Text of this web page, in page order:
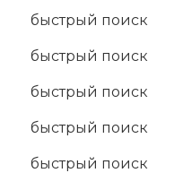
быстрый поиск
быстрый поиск
быстрый поиск
быстрый поиск
быстрый поиск